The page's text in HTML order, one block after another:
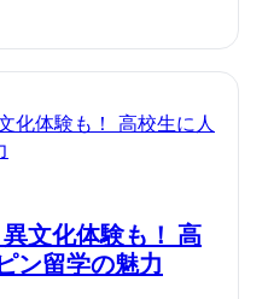
文化体験も！ 高
ン留学の魅力